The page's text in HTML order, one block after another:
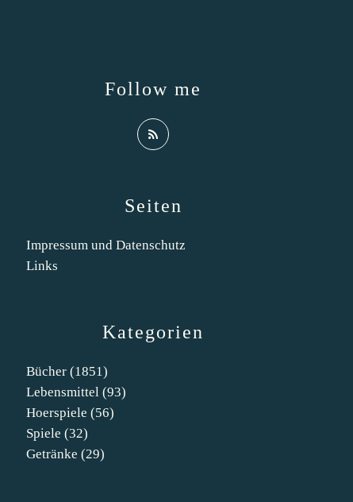
Kategorien
Bücher (1851)
Lebensmittel (93)
Hoerspiele (56)
Spiele (32)
Getränke (29)
Seiten
Impressum und Datenschutz
Links
Follow me